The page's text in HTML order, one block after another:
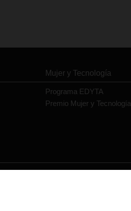
Mujer y Tecnología
Programa EDYTA
Premio Mujer y Tecnología